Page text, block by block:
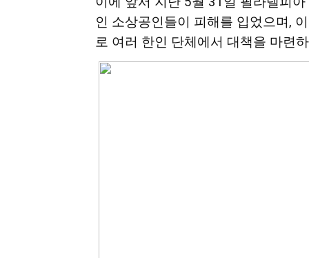
역
인 소상공인들이 피해를 입었으며,
로 여러 한인 단체에서 대책을 마련